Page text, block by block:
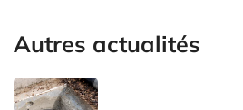
Autres actualités